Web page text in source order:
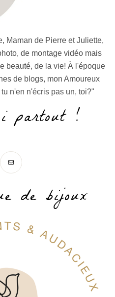
Maman de Pierre et Juliette,
de montage vidéo mais
beauté, de la vie! À l'époque
de blogs, mon Amoureux
n'en n'écris pas un, toi?"
partout !
de bijoux